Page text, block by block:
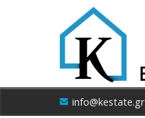
info@kestate.gr